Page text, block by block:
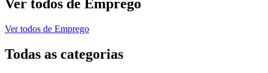
Ver todos de Emprego
Ver todos de Emprego
Todas as categorias